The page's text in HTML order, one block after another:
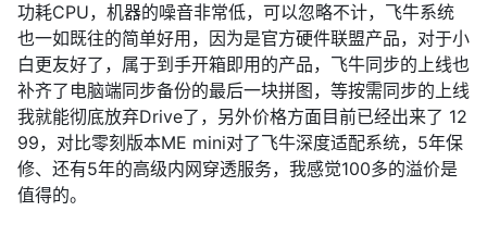
功耗CPU，机器的噪音非常低，可以忽略不计，飞牛系统
也一如既往的简单好用，因为是官方硬件联盟产品，对于小
白更友好了，属于到手开箱即用的产品，飞牛同步的上线也
补齐了电脑端同步备份的最后一块拼图，等按需同步的上线
我就能彻底放弃Drive了，另外价格方面目前已经出来了 12
99，对比零刻版本ME mini对了飞牛深度适配系统，5年保
修、还有5年的高级内网穿透服务，我感觉100多的溢价是
值得的。